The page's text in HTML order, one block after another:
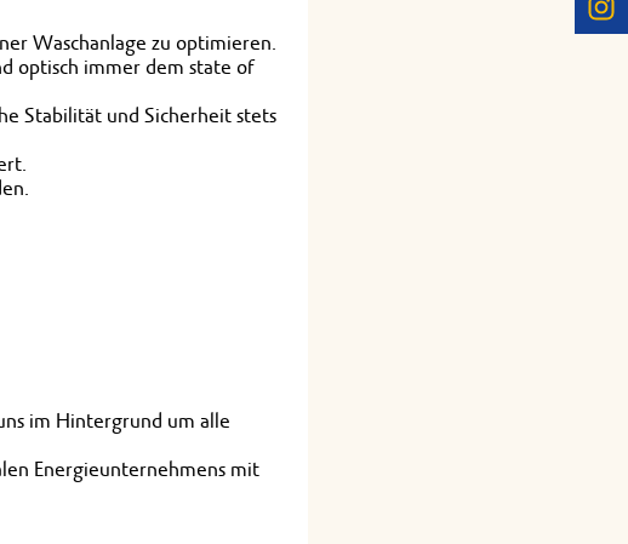
Waschanlage zu optimieren.
optisch immer dem state of
Stabilität und Sicherheit stets
im Hintergrund um alle
Energieunternehmens mit